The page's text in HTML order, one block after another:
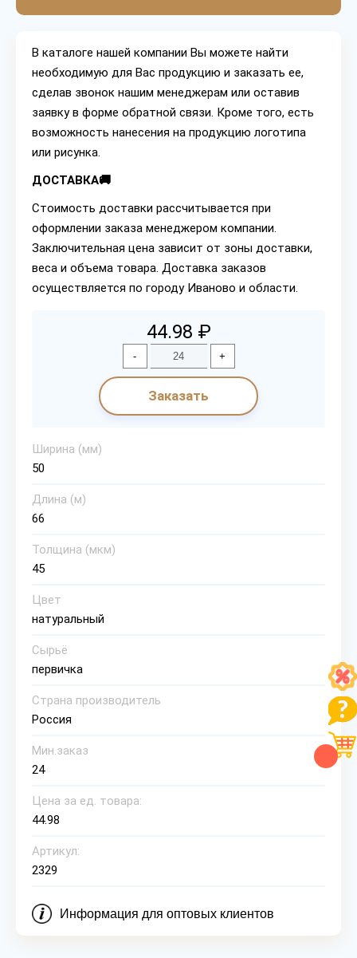
В каталоге нашей компании Вы можете найти
необходимую для Вас продукцию и заказать ее,
сделав звонок нашим менеджерам или оставив
заявку в форме обратной связи. Кроме того, есть
возможность нанесения на продукцию логотипа
или рисунка.
ДОСТАВКА🚚
Стоимость доставки рассчитывается при
оформлении заказа менеджером компании.
Заключительная цена зависит от зоны доставки,
веса и объема товара. Доставка заказов
осуществляется по городу Иваново и области.
44.98 ₽
- +
Заказать
Ширина (мм)
50
Длина (м)
66
Толщина (мкм)
45
Цвет
натуральный
Сырьё
первичка
Страна производитель
Россия
Мин.заказ
24
Цена за ед. товара:
44.98
Артикул:
2329
Информация для оптовых клиентов